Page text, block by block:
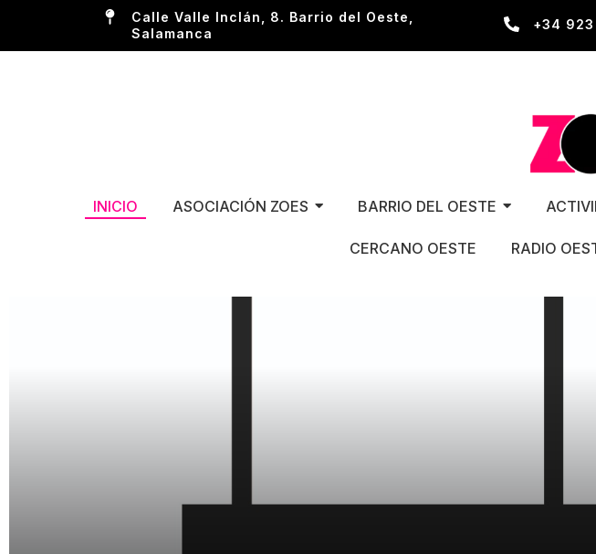
Calle Valle Inclán, 8. Barrio del Oeste,
Salamanca
+34
INICIO ASOCIACIÓN ZOES BARRIO DEL OESTE
CERCANO OESTE RADIO